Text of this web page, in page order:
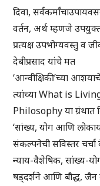
दिवा,
वर्तन, अर्थ म्हणजे
प्रत्यक्ष उपभोग्यवस्तु व
देबीप्रसाद यांचे मत
‘आन्वीक्षिकी’च्या
त्यांच्या What is
Philosophy या ग्रंथात
‘सांख्य, योग आणि
संकल्पनेची सविस्तर
न्याय-वैशेषिक, सांख्य-
षड्दर्शने आणि बौद्ध, जैन